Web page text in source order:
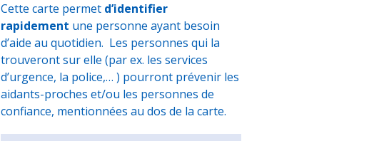
Cette carte permet d’identifier
rapidement une personne ayant besoin
d’aide au quotidien. Les personnes qui la
trouveront sur elle (par ex. les services
d’urgence, la police,… ) pourront prévenir les
aidants-proches et/ou les personnes de
confiance, mentionnées au dos de la carte.